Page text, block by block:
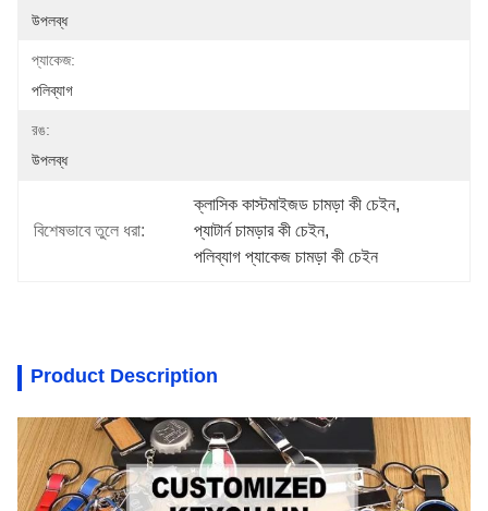
উপলব্ধ
প্যাকেজ:
পলিব্যাগ
রঙ:
উপলব্ধ
বিশেষভাবে তুলে ধরা:
ক্লাসিক কাস্টমাইজড চামড়া কী চেইন,
প্যাটার্ন চামড়ার কী চেইন,
পলিব্যাগ প্যাকেজ চামড়া কী চেইন
Product Description